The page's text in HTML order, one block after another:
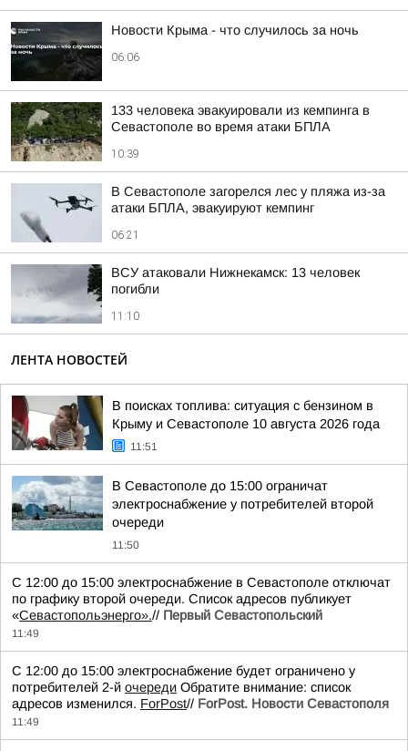
Новости Крыма - что случилось за ночь
06:06
133 человека эвакуировали из кемпинга в
Севастополе во время атаки БПЛА
10:39
В Севастополе загорелся лес у пляжа из-за
атаки БПЛА, эвакуируют кемпинг
06:21
ВСУ атаковали Нижнекамск: 13 человек
погибли
11:10
ЛЕНТА НОВОСТЕЙ
В поисках топлива: ситуация с бензином в
Крыму и Севастополе 10 августа 2026 года
11:51
В Севастополе до 15:00 ограничат
электроснабжение у потребителей второй
очереди
11:50
С 12:00 до 15:00 электроснабжение в Севастополе отключат
по графику второй очереди. Список адресов публикует
«Севастопольэнерго».// Первый Севастопольский
11:49
С 12:00 до 15:00 электроснабжение будет ограничено у
потребителей 2-й очереди Обратите внимание: список
адресов изменился. ForPost// ForPost. Новости Севастополя
11:49